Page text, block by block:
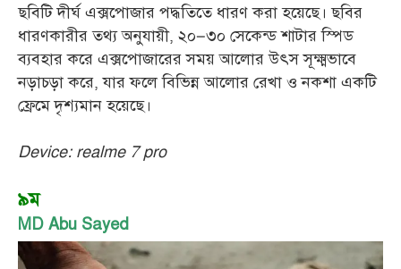
ছবিটি দীর্ঘ এক্সপোজার পদ্ধতিতে ধারণ করা হয়েছে। ছবির
ধারণকারীর তথ্য অনুযায়ী, ২০–৩০ সেকেন্ড শাটার স্পিড
ব্যবহার করে এক্সপোজারের সময় আলোর উৎস সূক্ষ্মভাবে
নড়াচড়া করে, যার ফলে বিভিন্ন আলোর রেখা ও নকশা একটি
ফ্রেমে দৃশ্যমান হয়েছে।
Device: realme 7 pro
৯ম
MD Abu Sayed